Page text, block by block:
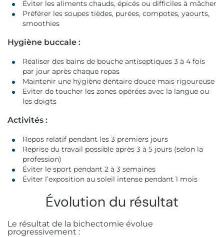
Éviter les aliments chauds, épicés ou difficiles à mâcher
Préférer les soupes tièdes, purées, compotes, yaourts,
smoothies
Hygiène buccale :
Réaliser des bains de bouche antiseptiques 3 à 4 fois
par jour après chaque repas
Maintenir une hygiène dentaire douce mais rigoureuse
Éviter de toucher les zones opérées avec la langue ou
les doigts
Activités :
Repos relatif pendant les 3 premiers jours
Reprise du travail possible après 3 à 5 jours (selon la
profession)
Éviter le sport pendant 2 à 3 semaines
Éviter l’exposition au soleil intense pendant 1 mois
Évolution du résultat
Le résultat de la bichectomie évolue
progressivement :